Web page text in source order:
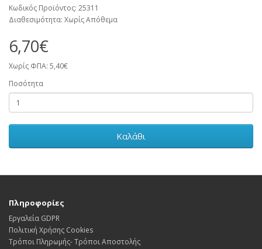
Κωδικός Προϊόντος: 25311
Διαθεσιμότητα: Χωρίς Απόθεμα
6,70€
Χωρίς ΦΠΑ: 5,40€
Ποσότητα
Καλάθι
Πληροφορίες
Εργαλεία GDPR
Πολιτική Χρήσης Cookies
Τρόποι Πληρωμής- Τρόποι Αποστολής